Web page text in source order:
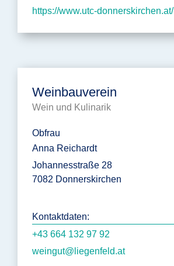
https://www.utc-donnerskirchen.at/
Weinbauverein
Wein und Kulinarik
Obfrau
Anna Reichardt
Johannesstraße 28
7082 Donnerskirchen
Kontaktdaten:
+43 664 132 97 92
weingut@liegenfeld.at